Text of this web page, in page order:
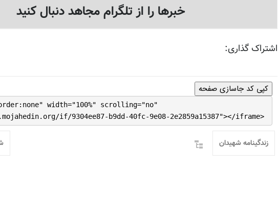
خبرها را از تلگرام مجاهد دنبال کنید
اشتراک گذاری:
کپی کد جاسازی صفحه
width="100%" scrolling="no"
if/9304ee87-b9dd-40fc-9e08-2e2859a15387"></iframe>
زندگینامه شهیدان